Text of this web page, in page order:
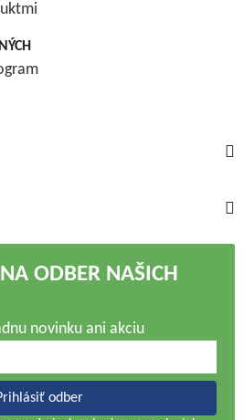
ODBER NAŠICH
novinku ani akciu
odber